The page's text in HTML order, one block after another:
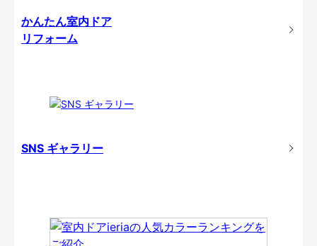
かんたん室内ドア
リフォーム
SNS ギャラリー